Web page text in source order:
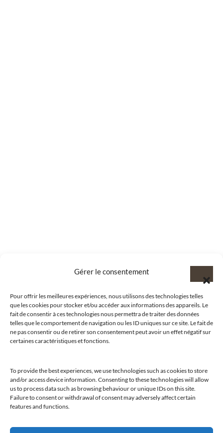
Gérer le consentement
Pour offrir les meilleures expériences, nous utilisons des technologies telles
que les cookies pour stocker et/ou accéder aux informations des appareils. Le
fait de consentir à ces technologies nous permettra de traiter des données
telles que le comportement de navigation ou les ID uniques sur ce site. Le fait de
ne pas consentir ou de retirer son consentement peut avoir un effet négatif sur
certaines caractéristiques et fonctions.
To provide the best experiences, we use technologies such as cookies to store
and/or access device information. Consenting to these technologies will allow
us to process data such as browsing behaviour or unique IDs on this site.
Failure to consent or withdrawal of consent may adversely affect certain
features and functions.@clubamilcar